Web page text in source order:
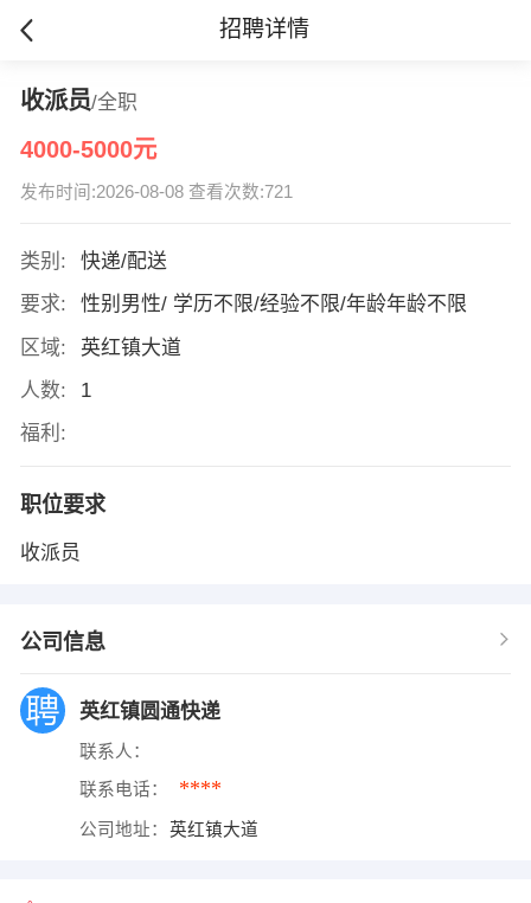
招聘详情
收派员/全职
4000-5000元
发布时间:2026-08-08 查看次数:721
类别:
快递/配送
要求:
性别男性/ 学历不限/经验不限/年龄年龄不限
区域:
英红镇大道
人数:
1
福利:
职位要求
收派员
公司信息
英红镇圆通快递
联系人：
联系电话： ****
公司地址： 英红镇大道